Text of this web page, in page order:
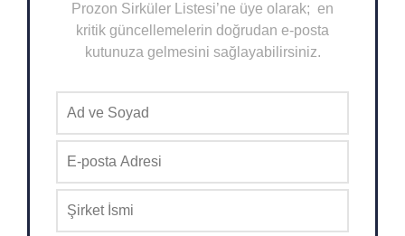
Prozon Sirküler Listesi’ne üye olarak; en
kritik güncellemelerin doğrudan e-posta
kutunuza gelmesini sağlayabilirsiniz.